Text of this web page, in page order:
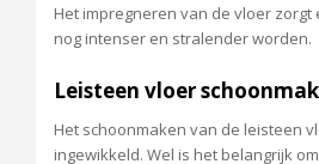
Het impregneren van de vloer
nog intenser en stralender worden.
Leisteen vloer
Het schoonmaken van de leisteen
ingewikkeld. Wel is het belangrijk